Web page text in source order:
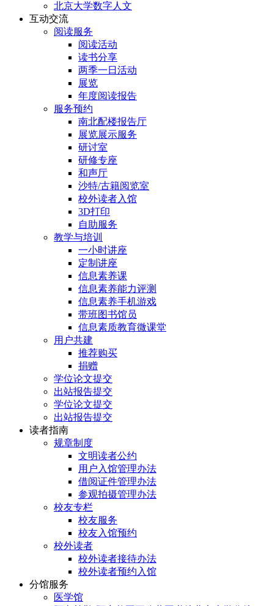
北京大学数字人文
互动交流
阅读服务
阅读活动
读书分享
两季一日活动
展览
年度阅读报告
服务预约
南北配楼报告厅
展览展示服务
研讨室
研修专座
和声厅
沙特/古籍阅览室
校外读者入馆
3D打印
自助服务
教学与培训
一小时讲座
定制讲座
信息素养课
信息素养能力评测
信息素养手机游戏
带班图书馆员
信息素质教育微课堂
用户共建
推荐购买
捐赠
学位论文提交
出站报告提交
学位论文提交
出站报告提交
读者指南
规章制度
文明读者公约
用户入馆管理办法
借阅证件管理办法
参观拍摄管理办法
校友专栏
校友服务
校友入馆预约
校外读者
校外读者接待办法
校外读者预约入馆
分馆服务
医学馆